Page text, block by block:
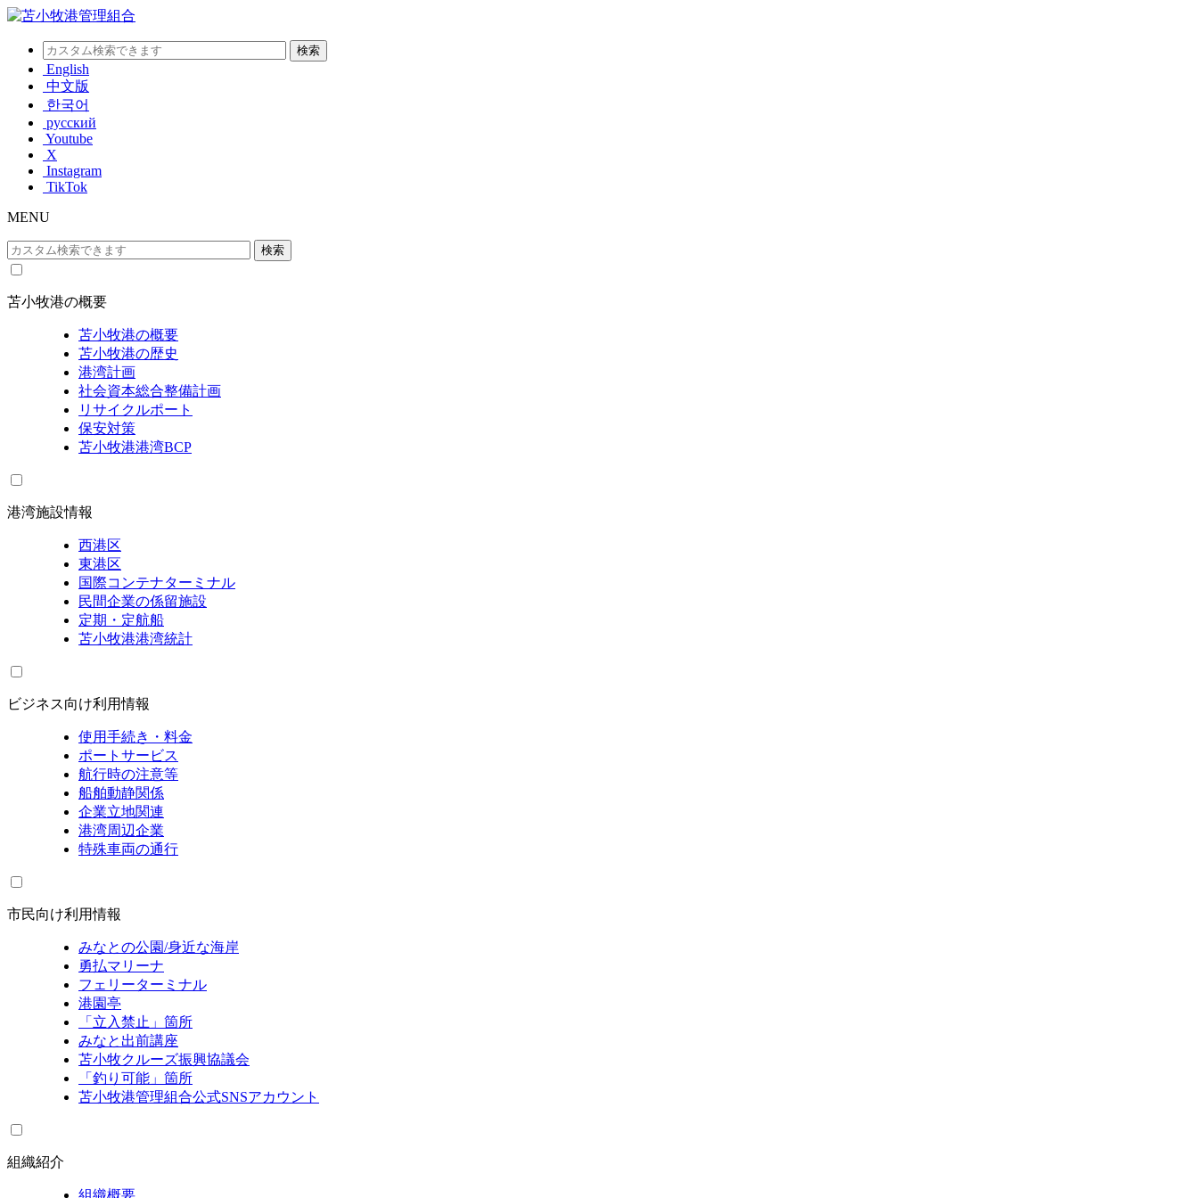
English
中文版
한국어
русский
Youtube
X
Instagram
TikTok
MENU
苫小牧港の概要
苫小牧港の概要
苫小牧港の歴史
港湾計画
社会資本総合整備計画
リサイクルポート
保安対策
苫小牧港港湾BCP
港湾施設情報
西港区
東港区
国際コンテナターミナル
民間企業の係留施設
定期・定航船
苫小牧港港湾統計
ビジネス向け利用情報
使用手続き・料金
ポートサービス
航行時の注意等
船舶動静関係
企業立地関連
港湾周辺企業
特殊車両の通行
市民向け利用情報
みなとの公園/身近な海岸
勇払マリーナ
フェリーターミナル
港園亭
「立入禁止」箇所
みなと出前講座
苫小牧クルーズ振興協議会
「釣り可能」箇所
苫小牧港管理組合公式SNSアカウント
組織紹介
組織概要